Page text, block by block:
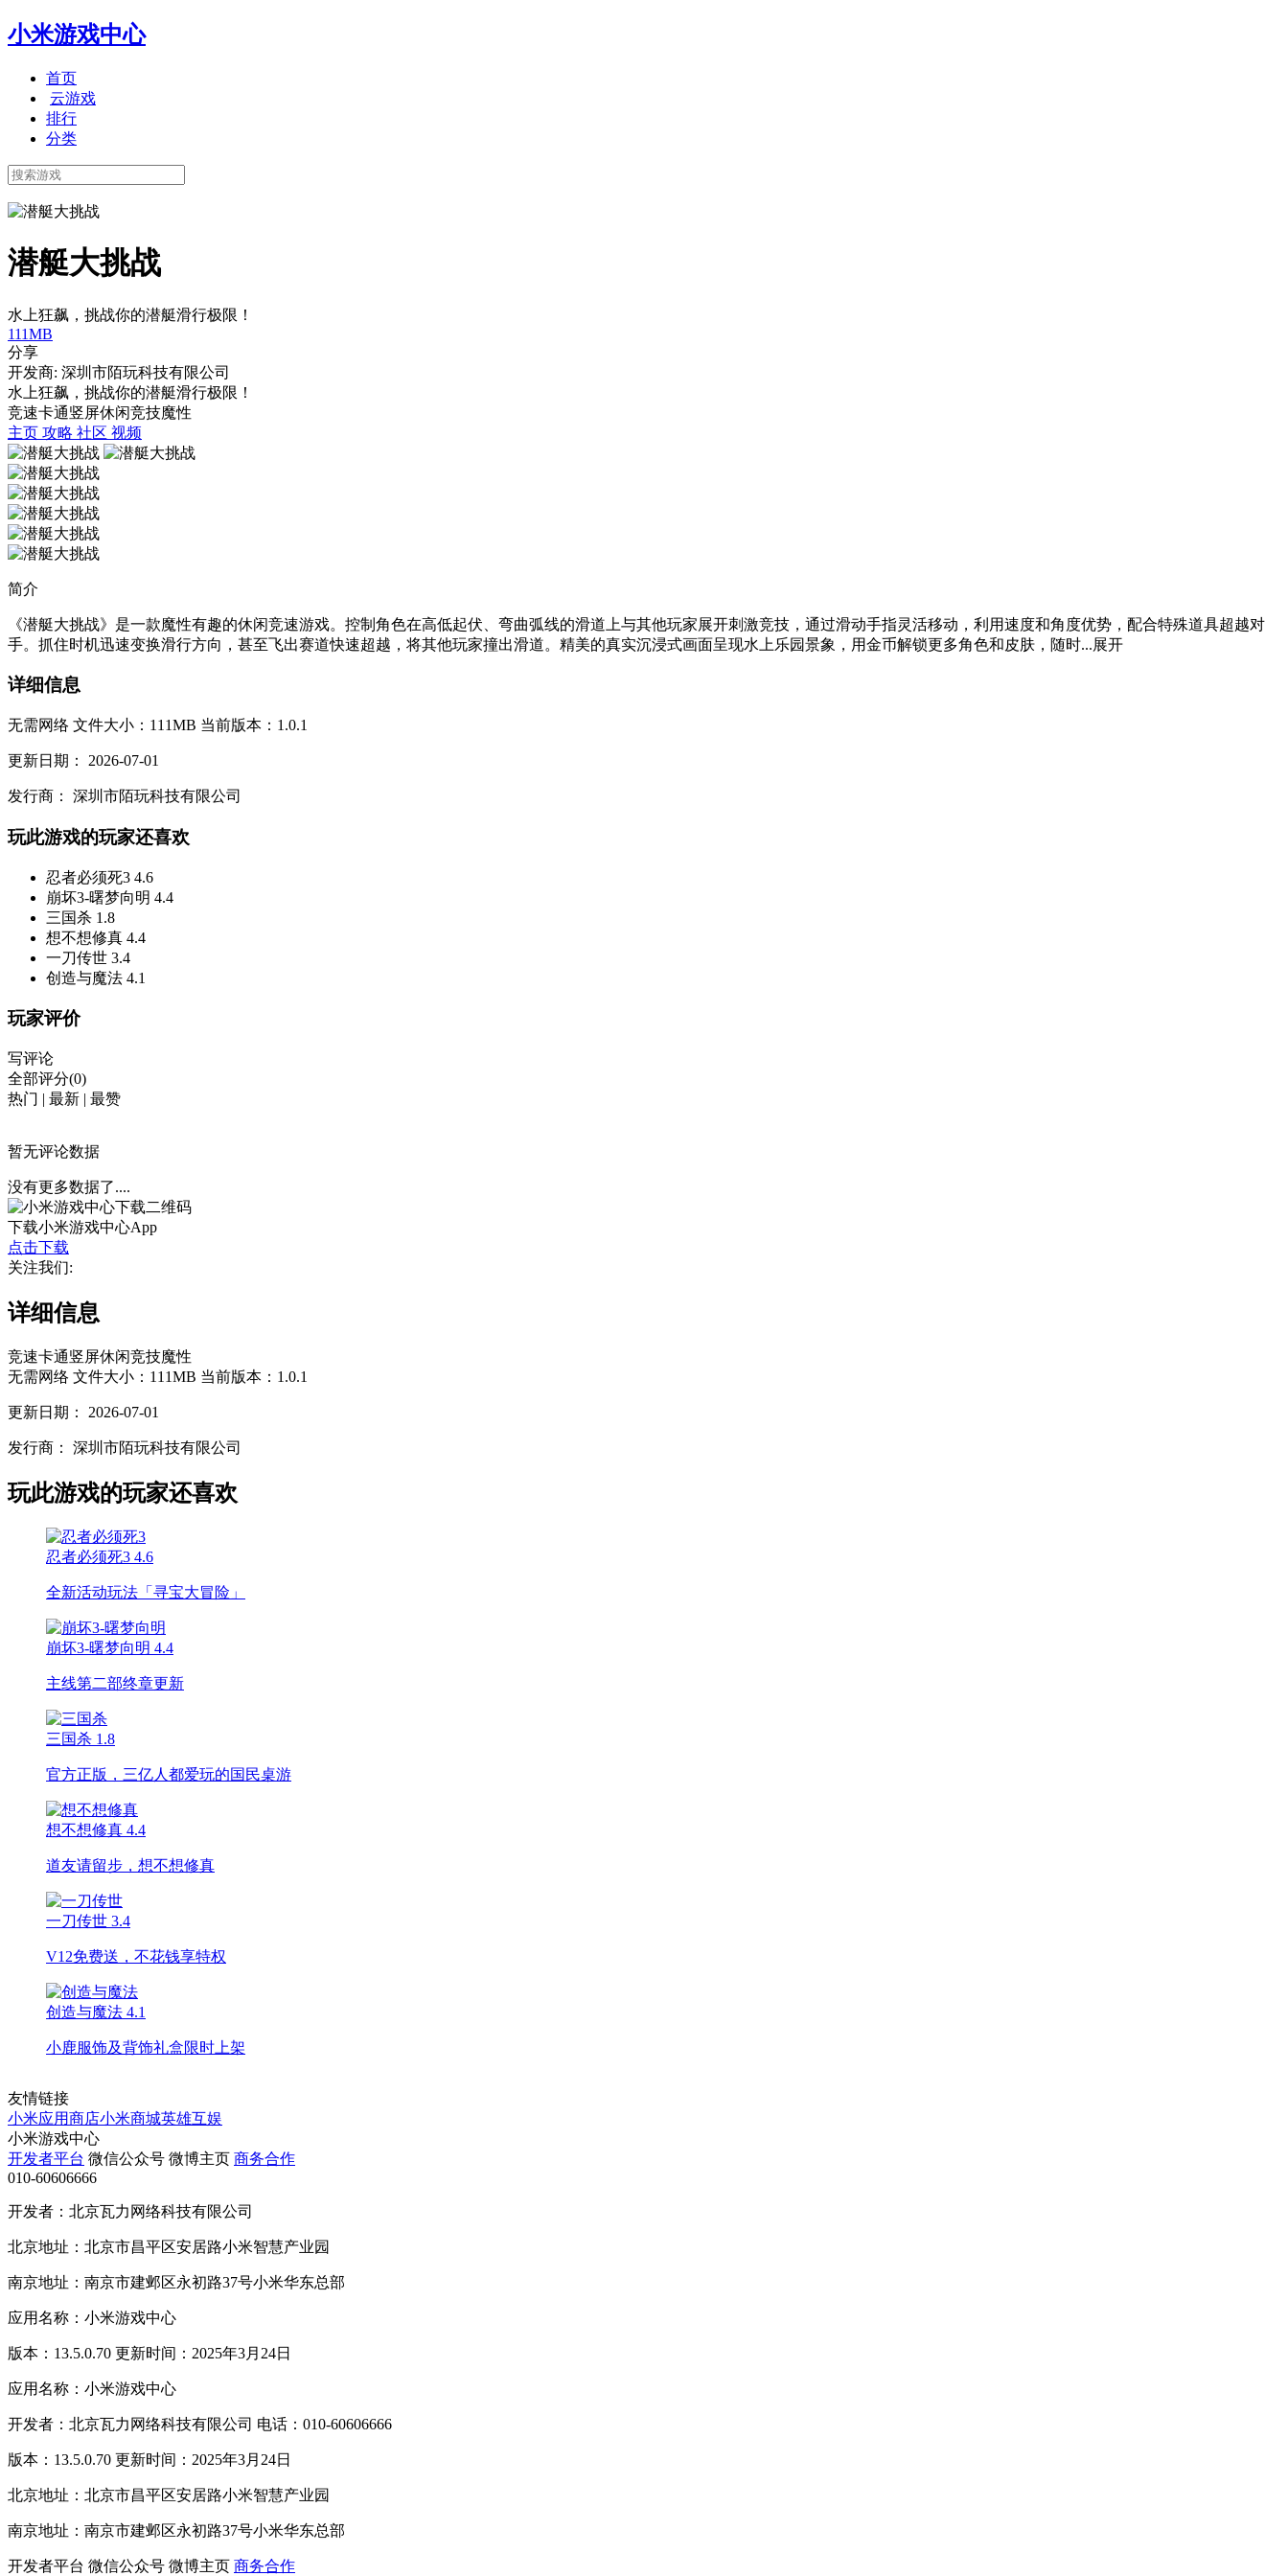
小米游戏中心
首页
云游戏
排行
分类
潜艇大挑战
水上狂飙，挑战你的潜艇滑行极限！
111MB
分享
开发商: 深圳市陌玩科技有限公司
水上狂飙，挑战你的潜艇滑行极限！
竞速卡通竖屏休闲竞技魔性
主页 攻略 社区 视频
简介
《潜艇大挑战》是一款魔性有趣的休闲竞速游戏。控制角色在高低起伏、弯曲弧线的滑道上与其他玩家展开刺激竞技，通过滑动手指灵活移动，利用速度和角度优势，配合特殊道具超越对
手。抓住时机迅速变换滑行方向，甚至飞出赛道快速超越，将其他玩家撞出滑道。精美的真实沉浸式画面呈现水上乐园景象，用金币解锁更多角色和皮肤，随时...展开
详细信息
无需网络 文件大小：111MB 当前版本：1.0.1
更新日期： 2026-07-01
发行商： 深圳市陌玩科技有限公司
玩此游戏的玩家还喜欢
忍者必须死3 4.6
崩坏3-曙梦向明 4.4
三国杀 1.8
想不想修真 4.4
一刀传世 3.4
创造与魔法 4.1
玩家评价
写评论
全部评分(0)
热门 | 最新 | 最赞
暂无评论数据
没有更多数据了....
下载小米游戏中心App
点击下载
关注我们:
详细信息
竞速卡通竖屏休闲竞技魔性
无需网络 文件大小：111MB 当前版本：1.0.1
更新日期： 2026-07-01
发行商： 深圳市陌玩科技有限公司
玩此游戏的玩家还喜欢
忍者必须死3 4.6
全新活动玩法「寻宝大冒险」
崩坏3-曙梦向明 4.4
主线第二部终章更新
三国杀 1.8
官方正版，三亿人都爱玩的国民桌游
想不想修真 4.4
道友请留步，想不想修真
一刀传世 3.4
V12免费送，不花钱享特权
创造与魔法 4.1
小鹿服饰及背饰礼盒限时上架
友情链接
小米应用商店小米商城英雄互娱
小米游戏中心
开发者平台 微信公众号 微博主页 商务合作
010-60606666
开发者：北京瓦力网络科技有限公司
北京地址：北京市昌平区安居路小米智慧产业园
南京地址：南京市建邺区永初路37号小米华东总部
应用名称：小米游戏中心
版本：13.5.0.70 更新时间：2025年3月24日
应用名称：小米游戏中心
开发者：北京瓦力网络科技有限公司 电话：010-60606666
版本：13.5.0.70 更新时间：2025年3月24日
北京地址：北京市昌平区安居路小米智慧产业园
南京地址：南京市建邺区永初路37号小米华东总部
开发者平台 微信公众号 微博主页 商务合作